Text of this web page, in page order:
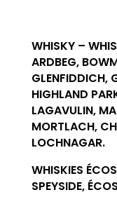
WHISKY –
ARDBEG,
GLENFIDDICH,
HIGHLAND
LAGAVULIN,
MORTLACH,
LOCHNAGAR.
WHISKIES
SPEYSIDE,